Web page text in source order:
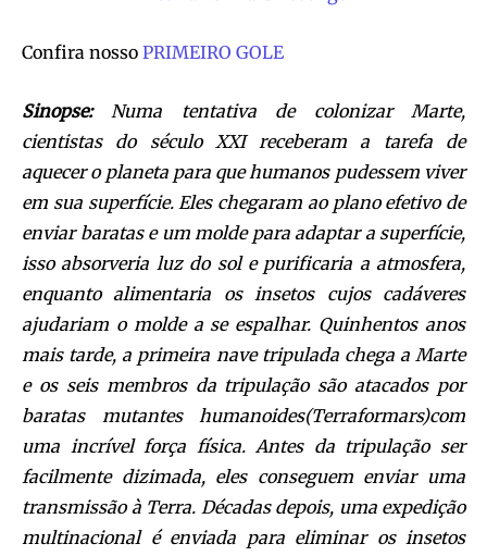
Confira nosso PRIMEIRO GOLE
Sinopse:Numa tentativa de colonizar Marte,
cientistas do século XXI receberam a tarefa de
aquecer o planeta para que humanos pudessem viver
em sua superfície. Eles chegaram ao plano efetivo de
enviar baratas e um molde para adaptar a superfície,
isso absorveria luz do sol e purificaria a atmosfera,
enquanto alimentaria os insetos cujos cadáveres
ajudariam o molde a se espalhar. Quinhentos anos
mais tarde, a primeira nave tripulada chega a Marte
e os seis membros da tripulação são atacados por
baratas mutantes humanoides(Terraformars)com
uma incrível força física. Antes da tripulação ser
facilmente dizimada, eles conseguem enviar uma
transmissão à Terra. Décadas depois, uma expedição
multinacional é enviada para eliminar os insetos